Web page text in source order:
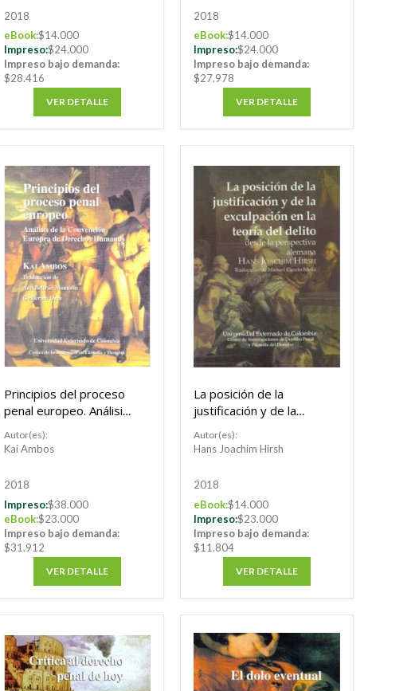
2018
eBook:$14.000
Impreso:$24.000
Impreso bajo demanda:
$28.416
VER DETALLE
2018
eBook:$14.000
Impreso:$24.000
Impreso bajo demanda:
$27.978
VER DETALLE
Principios del proceso
penal europeo. Análisis
de la Convención
Europea de Derechos
Autor(es):
Kai Ambos
2018
Impreso:$38.000
eBook:$23.000
Impreso bajo demanda:
$31.912
VER DETALLE
La posición de la
justificación y de la
exculpación en la teoría
del delito desde la
Autor(es):
Hans Joachim Hirsh
2018
eBook:$14.000
Impreso:$23.000
Impreso bajo demanda:
$11.804
VER DETALLE